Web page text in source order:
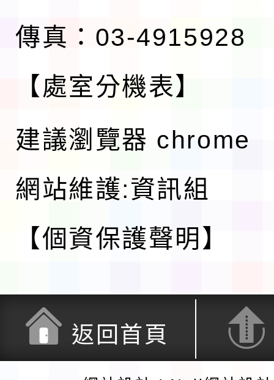
傳真：03-4915928
【處室分機表】
建議瀏覽器 chrome
網站維護:資訊組
【個資保護聲明】
返回首頁